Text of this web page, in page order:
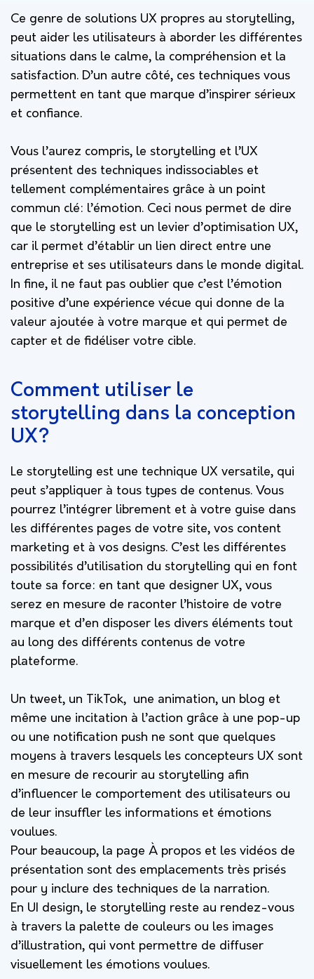
Ce genre de solutions UX propres au storytelling,
peut aider les utilisateurs à aborder les différentes
situations dans le calme, la compréhension et la
satisfaction. D’un autre côté, ces techniques vous
permettent en tant que marque d’inspirer sérieux
et confiance.
Vous l’aurez compris, le storytelling et l’UX
présentent des techniques indissociables et
tellement complémentaires grâce à un point
commun clé: l’émotion. Ceci nous permet de dire
que le storytelling est un levier d’optimisation UX,
car il permet d’établir un lien direct entre une
entreprise et ses utilisateurs dans le monde digital.
In fine, il ne faut pas oublier que c’est l’émotion
positive d’une expérience vécue qui donne de la
valeur ajoutée à votre marque et qui permet de
capter et de fidéliser votre cible.
Comment utiliser le
storytelling dans la conception
UX?
Le storytelling est une technique UX versatile, qui
peut s’appliquer à tous types de contenus. Vous
pourrez l’intégrer librement et à votre guise dans
les différentes pages de votre site, vos content
marketing et à vos designs. C’est les différentes
possibilités d’utilisation du storytelling qui en font
toute sa force: en tant que designer UX, vous
serez en mesure de raconter l’histoire de votre
marque et d’en disposer les divers éléments tout
au long des différents contenus de votre
plateforme.
Un tweet, un TikTok, une animation, un blog et
même une incitation à l’action grâce à une pop-up
ou une notification push ne sont que quelques
moyens à travers lesquels les concepteurs UX sont
en mesure de recourir au storytelling afin
d’influencer le comportement des utilisateurs ou
de leur insuffler les informations et émotions
voulues.
Pour beaucoup, la page À propos et les vidéos de
présentation sont des emplacements très prisés
pour y inclure des techniques de la narration.
En UI design, le storytelling reste au rendez-vous
à travers la palette de couleurs ou les images
d’illustration, qui vont permettre de diffuser
visuellement les émotions voulues.